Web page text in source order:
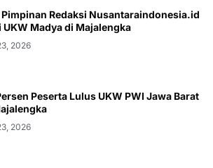
Pimpinan Redaksi Nusantaraindonesia.id
UKW Madya di Majalengka
2026
Peserta Lulus UKW PWI Jawa Barat
2026